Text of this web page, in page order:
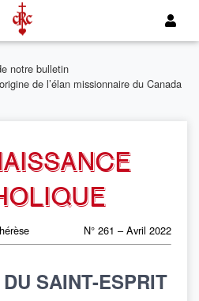
notre bulletin
de l’élan missionnaire du Canada
N° 261 – Avril 2022
SAINT-ESPRIT